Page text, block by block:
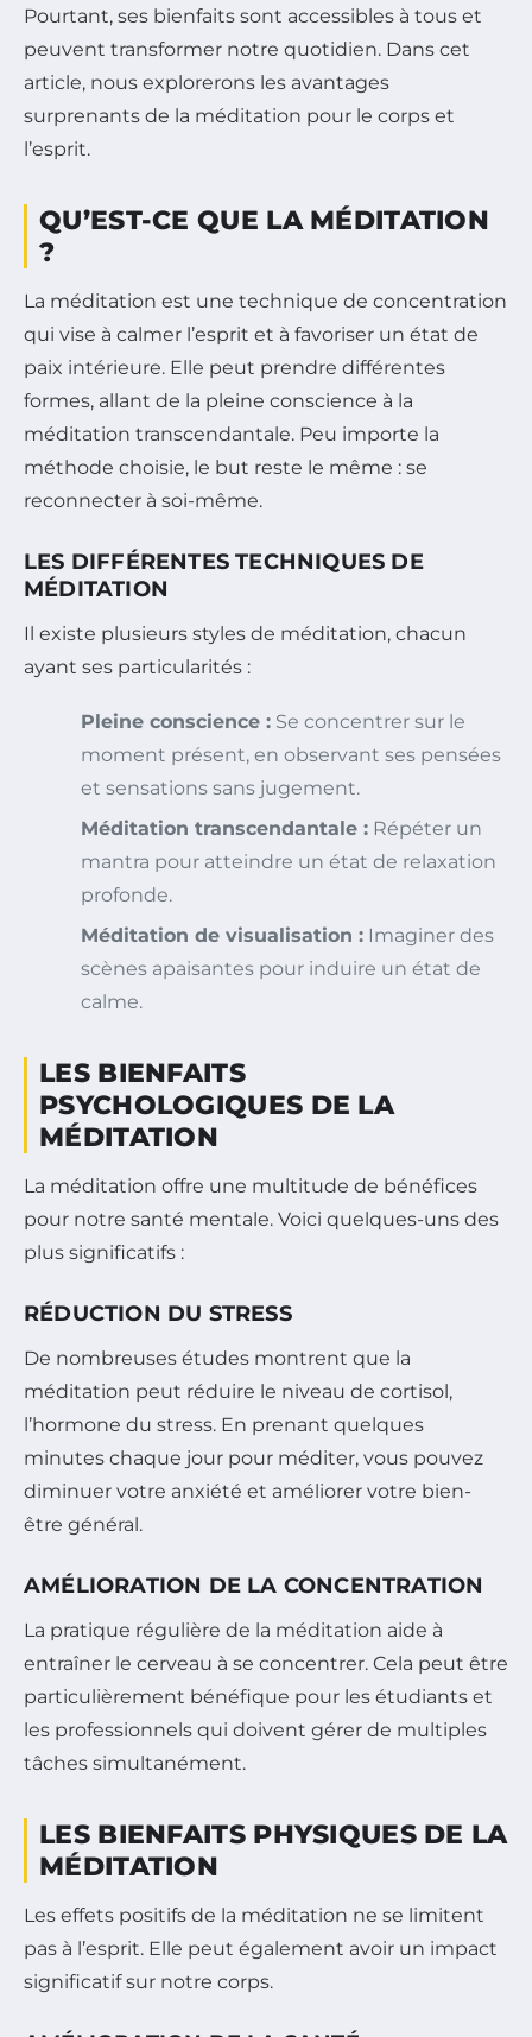
Pourtant, ses bienfaits sont accessibles à tous et
peuvent transformer notre quotidien. Dans cet
article, nous explorerons les avantages
surprenants de la méditation pour le corps et
l’esprit.
QU’EST-CE QUE LA MÉDITATION
?
La méditation est une technique de concentration
qui vise à calmer l’esprit et à favoriser un état de
paix intérieure. Elle peut prendre différentes
formes, allant de la pleine conscience à la
méditation transcendantale. Peu importe la
méthode choisie, le but reste le même : se
reconnecter à soi-même.
LES DIFFÉRENTES TECHNIQUES DE
MÉDITATION
Il existe plusieurs styles de méditation, chacun
ayant ses particularités :
Pleine conscience : Se concentrer sur le
moment présent, en observant ses pensées
et sensations sans jugement.
Méditation transcendantale : Répéter un
mantra pour atteindre un état de relaxation
profonde.
Méditation de visualisation : Imaginer des
scènes apaisantes pour induire un état de
calme.
LES BIENFAITS
PSYCHOLOGIQUES DE LA
MÉDITATION
La méditation offre une multitude de bénéfices
pour notre santé mentale. Voici quelques-uns des
plus significatifs :
RÉDUCTION DU STRESS
De nombreuses études montrent que la
méditation peut réduire le niveau de cortisol,
l’hormone du stress. En prenant quelques
minutes chaque jour pour méditer, vous pouvez
diminuer votre anxiété et améliorer votre bien-
être général.
AMÉLIORATION DE LA CONCENTRATION
La pratique régulière de la méditation aide à
entraîner le cerveau à se concentrer. Cela peut être
particulièrement bénéfique pour les étudiants et
les professionnels qui doivent gérer de multiples
tâches simultanément.
LES BIENFAITS PHYSIQUES DE LA
MÉDITATION
Les effets positifs de la méditation ne se limitent
pas à l’esprit. Elle peut également avoir un impact
significatif sur notre corps.